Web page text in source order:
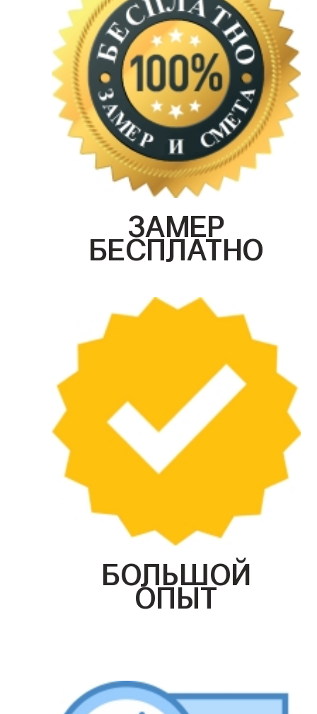
ЗАМЕР
БЕСПЛАТНО
БОЛЬШОЙ
ОПЫТ